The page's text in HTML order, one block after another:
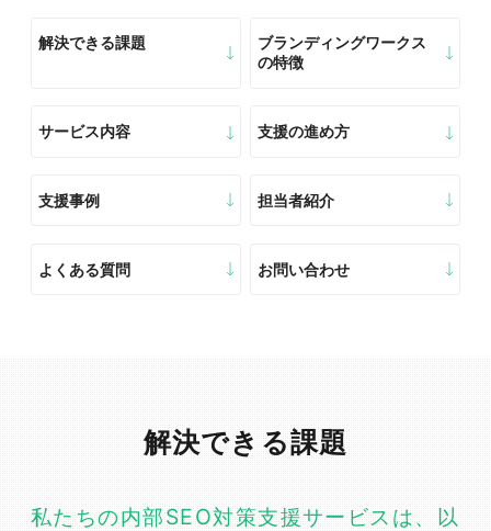
解決できる課題
ブランディングワークス
の特徴
サービス内容 支援の進め方
支援事例 担当者紹介
よくある質問 お問い合わせ
解決できる課題
私たちの内部SEO対策支援サービスは、以